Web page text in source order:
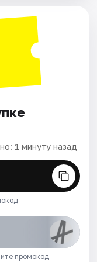
1 минуту назад
промокод